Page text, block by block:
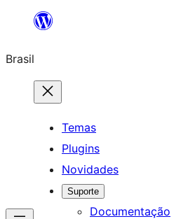
o
conteúdo
Brasil
Temas
Plugins
Novidades
Suporte
Documentação